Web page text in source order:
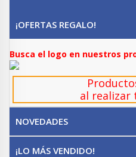
¡OFERTAS REGALO!
Busca el logo en nuestros
al realizar
NOVEDADES
¡LO MÁS VENDIDO!